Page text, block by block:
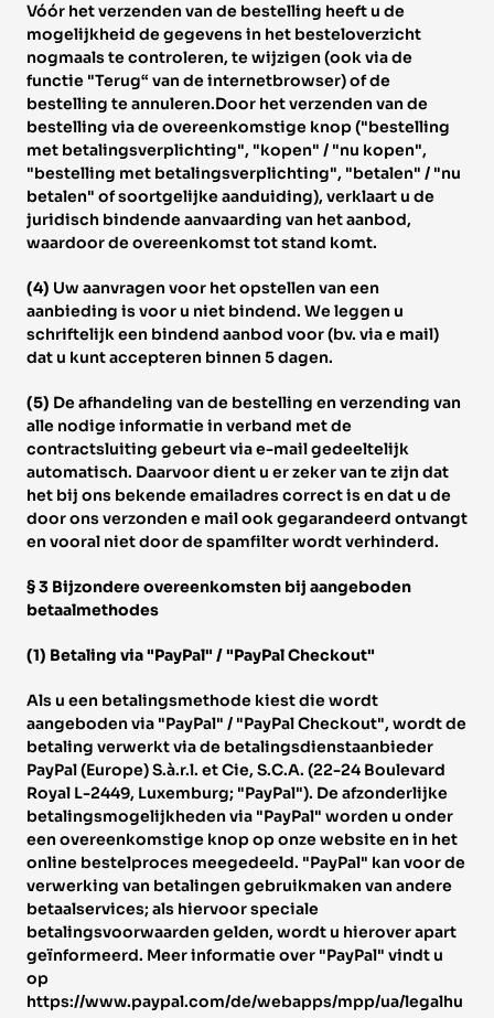
Vóór het verzenden van de bestelling heeft u de
mogelijkheid de gegevens in het besteloverzicht
nogmaals te controleren, te wijzigen (ook via de
functie "Terug“ van de internetbrowser) of de
bestelling te annuleren.Door het verzenden van de
bestelling via de overeenkomstige knop ("bestelling
met betalingsverplichting", "kopen" / "nu kopen",
"bestelling met betalingsverplichting", "betalen" / "nu
betalen" of soortgelijke aanduiding), verklaart u de
juridisch bindende aanvaarding van het aanbod,
waardoor de overeenkomst tot stand komt.
(4) Uw aanvragen voor het opstellen van een
aanbieding is voor u niet bindend. We leggen u
schriftelijk een bindend aanbod voor (bv. via e mail)
dat u kunt accepteren binnen 5 dagen.
(5) De afhandeling van de bestelling en verzending van
alle nodige informatie in verband met de
contractsluiting gebeurt via e-mail gedeeltelijk
automatisch. Daarvoor dient u er zeker van te zijn dat
het bij ons bekende emailadres correct is en dat u de
door ons verzonden e mail ook gegarandeerd ontvangt
en vooral niet door de spamfilter wordt verhinderd.
§ 3 Bijzondere overeenkomsten bij aangeboden
betaalmethodes
(1) Betaling via "PayPal" / "PayPal Checkout"
Als u een betalingsmethode kiest die wordt
aangeboden via "PayPal" / "PayPal Checkout", wordt de
betaling verwerkt via de betalingsdienstaanbieder
PayPal (Europe) S.à.r.l. et Cie, S.C.A. (22-24 Boulevard
Royal L-2449, Luxemburg; "PayPal"). De afzonderlijke
betalingsmogelijkheden via "PayPal" worden u onder
een overeenkomstige knop op onze website en in het
online bestelproces meegedeeld. "PayPal" kan voor de
verwerking van betalingen gebruikmaken van andere
betaalservices; als hiervoor speciale
betalingsvoorwaarden gelden, wordt u hierover apart
geïnformeerd. Meer informatie over "PayPal" vindt u
op
https://www.paypal.com/de/webapps/mpp/ua/legalhu